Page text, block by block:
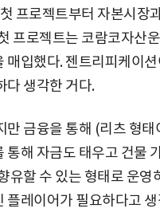
프로젝트부터 자본시장
프로젝트는 코람코자산
매입했다. 젠트리피케이션
다 생각한 거다.
만 금융을 통해 (리츠 형태
통해 자금도 태우고 건물
유할 수 있는 형태로 운영
플레이어가 필요하다고 생